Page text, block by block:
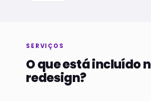
SERVIÇOS
O que está incluído
redesign?